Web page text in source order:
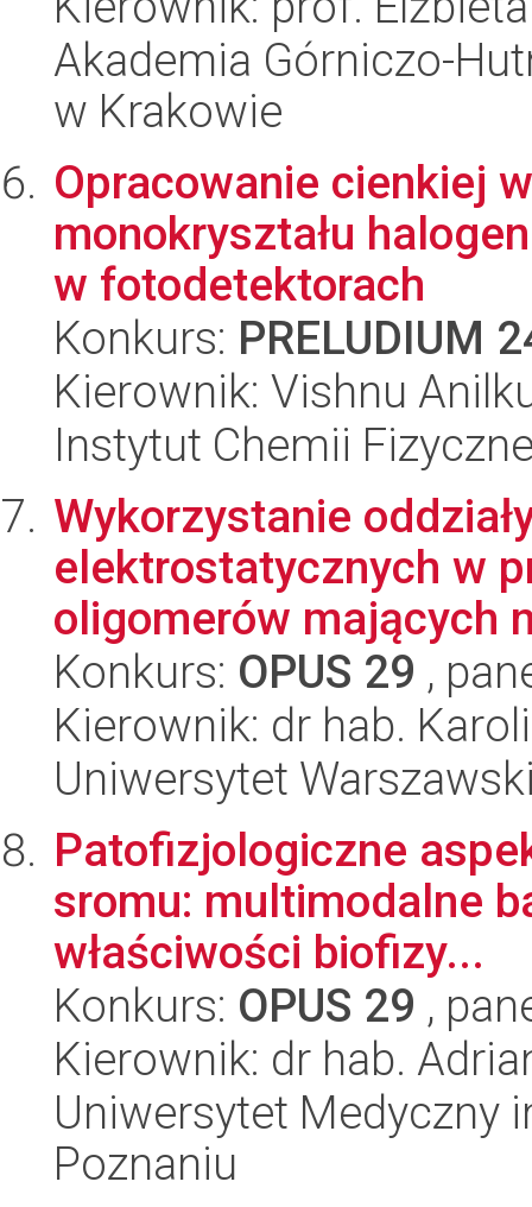
Akademia Górniczo-
w Krakowie
Opracowanie cienkiej
monokryształu
w fotodetektorach
Konkurs: PRELUDIUM
Kierownik: Vishnu
Instytut Chemii
Wykorzystanie
elektrostatycznych w
oligomerów mających
Konkurs: OPUS 29 ,
Kierownik: dr hab.
Uniwersytet
Patofizjologiczne
sromu: multimodalne
właściwości biofizy...
Konkurs: OPUS 29 ,
Kierownik: dr hab.
Uniwersytet Medyczny
Poznaniu